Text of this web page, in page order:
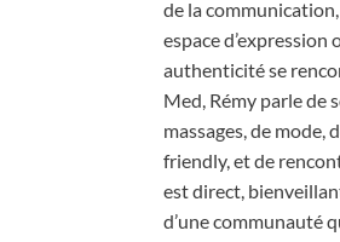
de la
espace d’expression
authenticité se
Med, Rémy parle de
massages, de mode,
friendly, et de
est direct,
d’une communauté